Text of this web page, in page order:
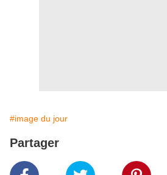
#image du jour
Partager